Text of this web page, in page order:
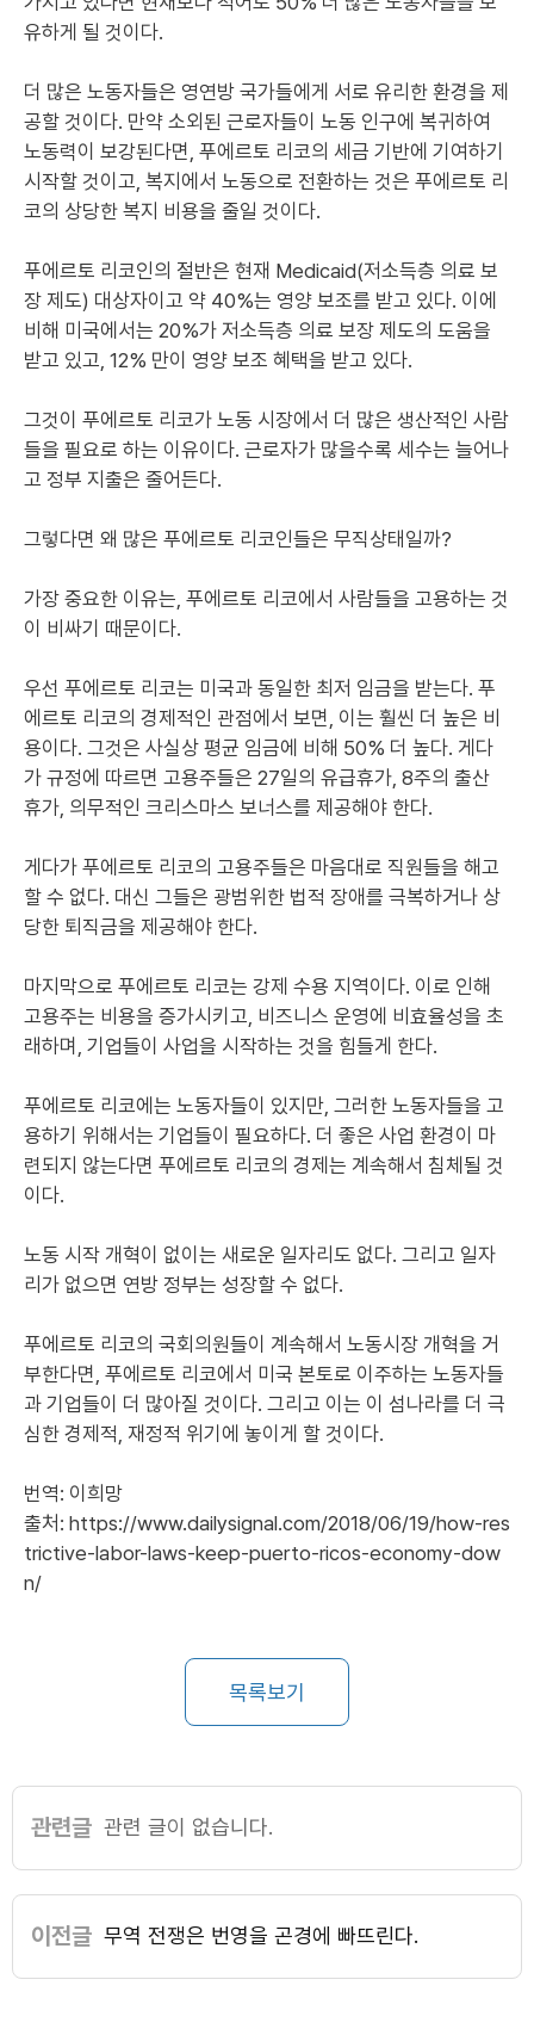
유하게 될 것이다.
더 많은 노동자들은 영연방 국가들에게 서로 유리한 환경을 제
공할 것이다. 만약 소외된 근로자들이 노동 인구에 복귀하여
노동력이 보강된다면, 푸에르토 리코의 세금 기반에 기여하기
시작할 것이고, 복지에서 노동으로 전환하는 것은 푸에르토 리
코의 상당한 복지 비용을 줄일 것이다.
푸에르토 리코인의 절반은 현재 Medicaid(저소득층 의료 보
장 제도) 대상자이고 약 40%는 영양 보조를 받고 있다. 이에
비해 미국에서는 20%가 저소득층 의료 보장 제도의 도움을
받고 있고, 12% 만이 영양 보조 혜택을 받고 있다.
그것이 푸에르토 리코가 노동 시장에서 더 많은 생산적인 사람
들을 필요로 하는 이유이다. 근로자가 많을수록 세수는 늘어나
고 정부 지출은 줄어든다.
그렇다면 왜 많은 푸에르토 리코인들은 무직상태일까?
가장 중요한 이유는, 푸에르토 리코에서 사람들을 고용하는 것
이 비싸기 때문이다.
우선 푸에르토 리코는 미국과 동일한 최저 임금을 받는다. 푸
에르토 리코의 경제적인 관점에서 보면, 이는 훨씬 더 높은 비
용이다. 그것은 사실상 평균 임금에 비해 50% 더 높다. 게다
가 규정에 따르면 고용주들은 27일의 유급휴가, 8주의 출산
휴가, 의무적인 크리스마스 보너스를 제공해야 한다.
게다가 푸에르토 리코의 고용주들은 마음대로 직원들을 해고
할 수 없다. 대신 그들은 광범위한 법적 장애를 극복하거나 상
당한 퇴직금을 제공해야 한다.
마지막으로 푸에르토 리코는 강제 수용 지역이다. 이로 인해
고용주는 비용을 증가시키고, 비즈니스 운영에 비효율성을 초
래하며, 기업들이 사업을 시작하는 것을 힘들게 한다.
푸에르토 리코에는 노동자들이 있지만, 그러한 노동자들을 고
용하기 위해서는 기업들이 필요하다. 더 좋은 사업 환경이 마
련되지 않는다면 푸에르토 리코의 경제는 계속해서 침체될 것
이다.
노동 시작 개혁이 없이는 새로운 일자리도 없다. 그리고 일자
리가 없으면 연방 정부는 성장할 수 없다.
푸에르토 리코의 국회의원들이 계속해서 노동시장 개혁을 거
부한다면, 푸에르토 리코에서 미국 본토로 이주하는 노동자들
과 기업들이 더 많아질 것이다. 그리고 이는 이 섬나라를 더 극
심한 경제적, 재정적 위기에 놓이게 할 것이다.
번역: 이희망
출처: https://www.dailysignal.com/2018/06/19/how-res
trictive-labor-laws-keep-puerto-ricos-economy-dow
n/
목록보기
관련글 관련 글이 없습니다.
이전글 무역 전쟁은 번영을 곤경에 빠뜨린다.